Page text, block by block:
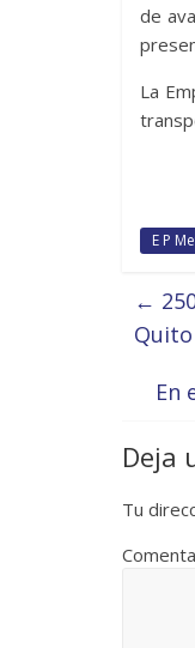
de
La
E P
←
Quito
En
Deja
Tu